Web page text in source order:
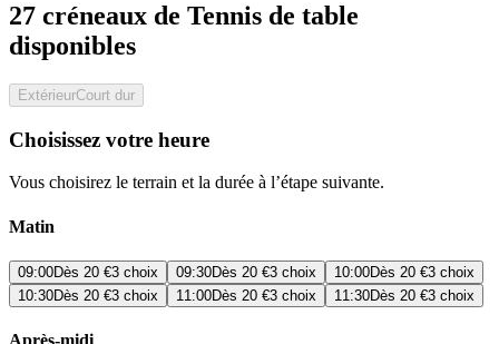
27 créneaux de Tennis de table
disponibles
ExtérieurCourt dur
Choisissez votre heure
Vous choisirez le terrain et la durée à l’étape suivante.
Matin
09:00Dès 20 €3 choix 09:30Dès 20 €3 choix 10:00Dès 20 €3 choix
10:30Dès 20 €3 choix 11:00Dès 20 €3 choix 11:30Dès 20 €3 choix